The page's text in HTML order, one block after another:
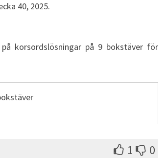
40, 2025.
korsordslösningar på 9 bokstäver för
1 0